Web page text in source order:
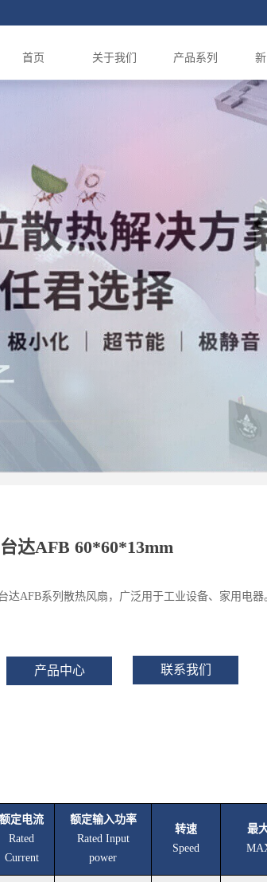
首页 关于我们 产品系列
台达AFB 60*60*13mm
达AFB系列散热风扇，广泛用于工业设备、家用电器
联系我们
产品中心
额定电流
Rated
Current
额定输入功率
Rated Input
power
转速
Speed
最